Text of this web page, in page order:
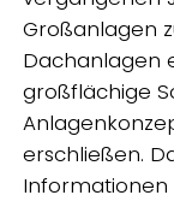
Großanlagen
Dachanlagen
großflächige
erschließen.
Informationen